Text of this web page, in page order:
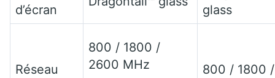
d’écran
glass
Réseau
800 / 1800 /
2600 MHz
800 / 1800 /